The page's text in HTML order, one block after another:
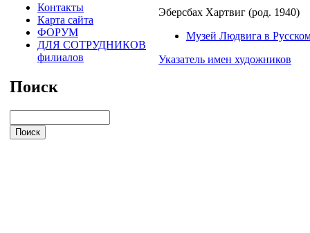
Контакты
Карта сайта
ФОРУМ
ДЛЯ СОТРУДНИКОВ
филиалов
Поиск
Эберсбах Хартвиг (род. 1940)
Музей Людвига в
Указатель имен художников